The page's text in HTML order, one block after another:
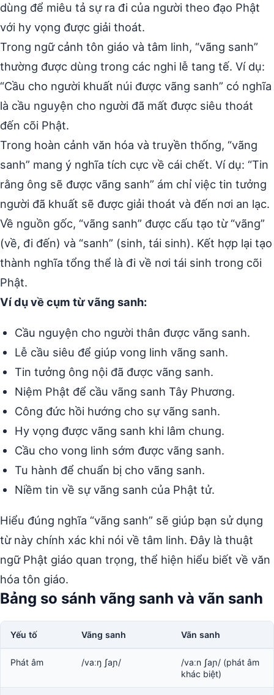
dùng để miêu tả sự ra đi của người theo đạo Phật
với hy vọng được giải thoát.
Trong ngữ cảnh tôn giáo và tâm linh, “vãng sanh”
thường được dùng trong các nghi lễ tang tế. Ví dụ:
“Cầu cho người khuất núi được vãng sanh” có nghĩa
là cầu nguyện cho người đã mất được siêu thoát
đến cõi Phật.
Trong hoàn cảnh văn hóa và truyền thống, “vãng
sanh” mang ý nghĩa tích cực về cái chết. Ví dụ: “Tin
rằng ông sẽ được vãng sanh” ám chỉ việc tin tưởng
người đã khuất sẽ được giải thoát và đến nơi an lạc.
Về nguồn gốc, “vãng sanh” được cấu tạo từ “vãng”
(về, đi đến) và “sanh” (sinh, tái sinh). Kết hợp lại tạo
thành nghĩa tổng thể là đi về nơi tái sinh trong cõi
Phật.
Ví dụ về cụm từ vãng sanh:
Cầu nguyện cho người thân được vãng sanh.
Lễ cầu siêu để giúp vong linh vãng sanh.
Tin tưởng ông nội đã được vãng sanh.
Niệm Phật để cầu vãng sanh Tây Phương.
Công đức hồi hướng cho sự vãng sanh.
Hy vọng được vãng sanh khi lâm chung.
Cầu cho vong linh sớm được vãng sanh.
Tu hành để chuẩn bị cho vãng sanh.
Niềm tin về sự vãng sanh của Phật tử.
Hiểu đúng nghĩa “vãng sanh” sẽ giúp bạn sử dụng
từ này chính xác khi nói về tâm linh. Đây là thuật
ngữ Phật giáo quan trọng, thể hiện hiểu biết về văn
hóa tôn giáo.
Bảng so sánh vãng sanh và vãn sanh
Yếu tố Vãng sanh Vãn sanh
Phát âm /vaːŋ ʃaɲ/
/vaːn ʃaɲ/ (phát âm
khác biệt)